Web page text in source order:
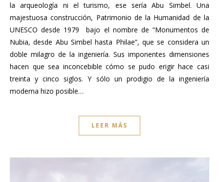
la arqueología ni el turismo, ese sería Abu Simbel. Una
majestuosa construcción, Patrimonio de la Humanidad de la
UNESCO desde 1979 bajo el nombre de “Monumentos de
Nubia, desde Abu Simbel hasta Philae”, que se considera un
doble milagro de la ingeniería. Sus imponentes dimensiones
hacen que sea inconcebible cómo se pudo erigir hace casi
treinta y cinco siglos. Y sólo un prodigio de la ingeniería
moderna hizo posible…
LEER MÁS